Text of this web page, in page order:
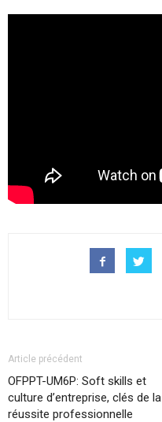
Article précédent
OFPPT-UM6P: Soft skills et
culture d’entreprise, clés de la
réussite professionnelle